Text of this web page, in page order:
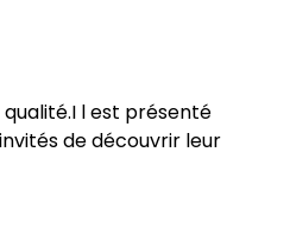
l est présenté
de découvrir leur